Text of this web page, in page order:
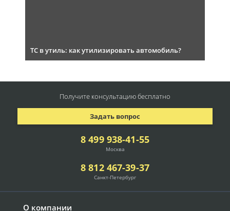
ТС в утиль: как утилизировать автомобиль?
О компании
8 499 938-41-55
Москва
8 812 467-39-37
Санкт-Петербург
Задать вопрос
Получите консультациюбесплатно